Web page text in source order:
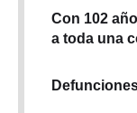
Con 102
a toda una